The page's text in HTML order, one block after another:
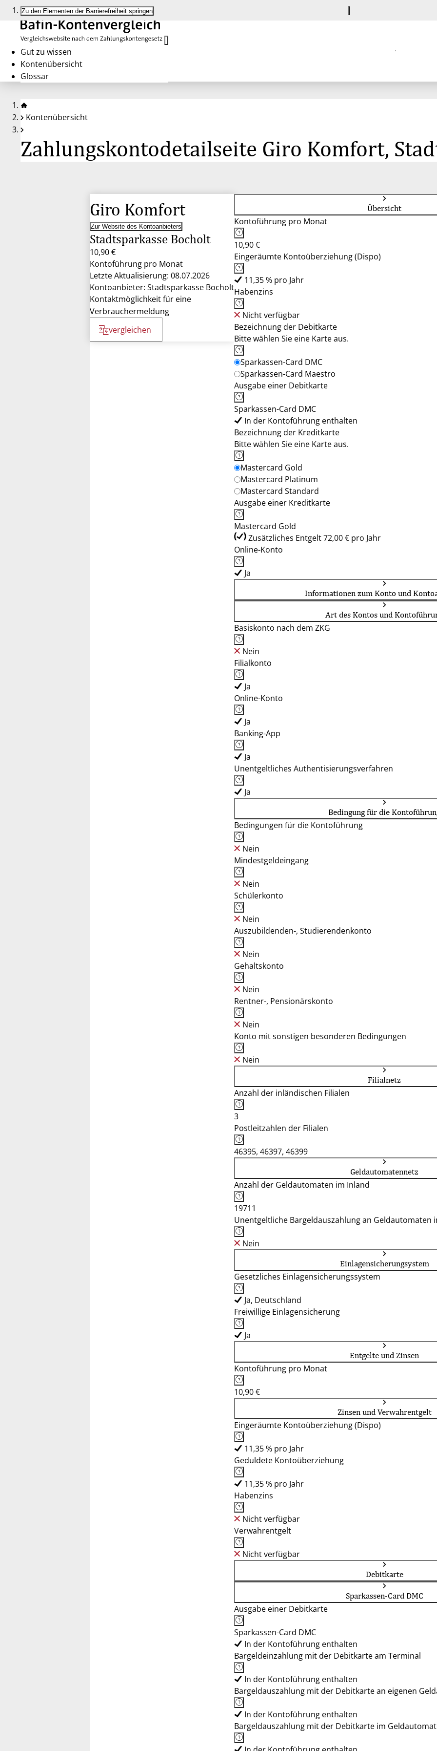
Zu den Elementen der Barrierefreiheit springen
Gut zu wissen
Kontenübersicht
Glossar
Kontenübersicht
Zahlungskontodetailseite Giro Komfort,
Giro Komfort
Zur Website des Kontoanbieters
Stadtsparkasse Bocholt
10,90 €
Kontoführung pro Monat
Letzte Aktualisierung: 08.07.2026
Kontoanbieter: Stadtsparkasse Bocholt
Kontaktmöglichkeit für eine
Verbrauchermeldung
vergleichen
Übersicht
Kontoführung pro Monat
10,90 €
Eingeräumte Kontoüberziehung (Dispo)
11,35 % pro Jahr
Habenzins
Nicht verfügbar
Bezeichnung der Debitkarte
Bitte wählen Sie eine Karte aus.
Sparkassen-Card DMC
Sparkassen-Card Maestro
Ausgabe einer Debitkarte
Sparkassen-Card DMC
In der Kontoführung enthalten
Bezeichnung der Kreditkarte
Bitte wählen Sie eine Karte aus.
Mastercard Gold
Mastercard Platinum
Mastercard Standard
Ausgabe einer Kreditkarte
Mastercard Gold
Zusätzliches Entgelt 72,00 € pro Jahr
Online-Konto
Ja
Informationen zum Konto und
Art des Kontos und
Basiskonto nach dem ZKG
Nein
Filialkonto
Ja
Online-Konto
Ja
Banking-App
Ja
Unentgeltliches Authentisierungsverfahren
Ja
Bedingung für die
Bedingungen für die Kontoführung
Nein
Mindestgeldeingang
Nein
Schülerkonto
Nein
Auszubildenden-, Studierendenkonto
Nein
Gehaltskonto
Nein
Rentner-, Pensionärskonto
Nein
Konto mit sonstigen besonderen Bedingungen
Nein
Filialnetz
Anzahl der inländischen Filialen
3
Postleitzahlen der Filialen
46395, 46397, 46399
Geldautomatennetz
Anzahl der Geldautomaten im Inland
19711
Unentgeltliche Bargeldauszahlung an Geldautomaten
Nein
Einlagensicherungsystem
Gesetzliches Einlagensicherungssystem
Ja, Deutschland
Freiwillige Einlagensicherung
Ja
Entgelte und Zinsen
Kontoführung pro Monat
10,90 €
Zinsen und Verwahrentgelt
Eingeräumte Kontoüberziehung (Dispo)
11,35 % pro Jahr
Geduldete Kontoüberziehung
11,35 % pro Jahr
Habenzins
Nicht verfügbar
Verwahrentgelt
Nicht verfügbar
Debitkarte
Sparkassen-Card DMC
Ausgabe einer Debitkarte
Sparkassen-Card DMC
In der Kontoführung enthalten
Bargeldeinzahlung mit der Debitkarte am Terminal
In der Kontoführung enthalten
Bargeldauszahlung mit der Debitkarte an eigenen
In der Kontoführung enthalten
Bargeldauszahlung mit der Debitkarte im